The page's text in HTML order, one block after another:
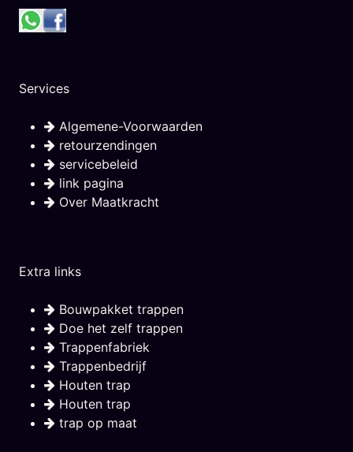
Services
Algemene-Voorwaarden
retourzendingen
servicebeleid
link pagina
Over Maatkracht
Extra links
Bouwpakket trappen
Doe het zelf trappen
Trappenfabriek
Trappenbedrijf
Houten trap
Houten trap
trap op maat